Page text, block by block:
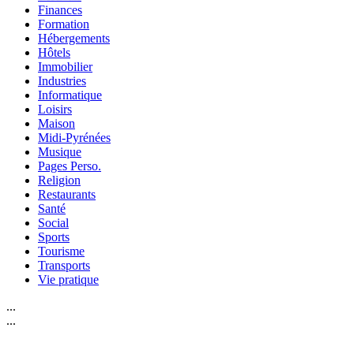
Finances
Formation
Hébergements
Hôtels
Immobilier
Industries
Informatique
Loisirs
Maison
Midi-Pyrénées
Musique
Pages Perso.
Religion
Restaurants
Santé
Social
Sports
Tourisme
Transports
Vie pratique
...
...